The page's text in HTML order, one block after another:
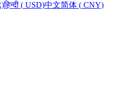
हिन्दी ( USD)中文简体 ( CNY)